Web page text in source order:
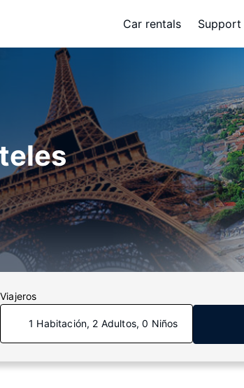
Car rentals Support
Viajeros
1 Habitación, 2 Adultos, 0 Niños